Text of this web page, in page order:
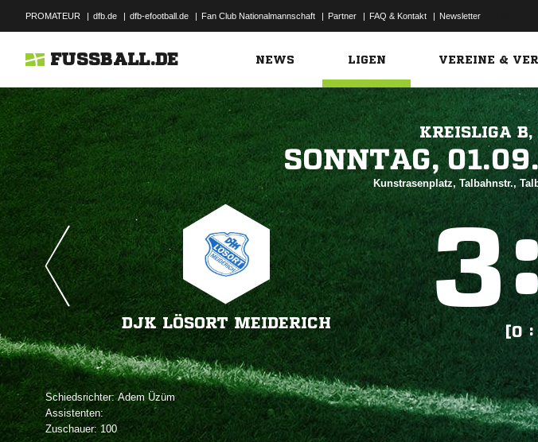
PROMATEUR | dfb.de | dfb-efootball.de | Fan Club Nationalmannschaft | Partner | FAQ & Kontakt | Newsletter
FUSSBALL.DE NEWS LIGEN VEREINE &
KREISLIGA B,

Kunstrasenplatz, Talbahnstr.,
DJK LÖSORT MEIDERICH

[0 :
Schiedsrichter: 
Assistenten:
Zuschauer:100